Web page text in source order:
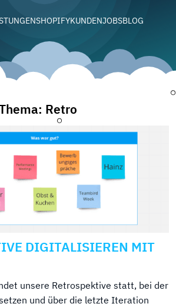
SHOPIFYKUNDENJOBSBLOG
Retro
DIGITALISIEREN MIT
unsere Retrospektive statt, bei der
und über die letzte Iteration